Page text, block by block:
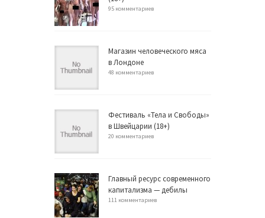
95 комментариев
Магазин человеческого мяса
в Лондоне
48 комментариев
Фестиваль «Тела и Свободы»
в Швейцарии (18+)
20 комментариев
Главный ресурс современного
капитализма — дебилы
111 комментариев